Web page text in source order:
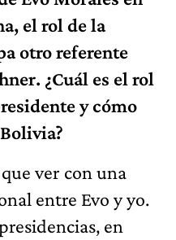
el rol de la
otro referente
¿Cuál es el rol
y cómo
ver con una
entre Evo y yo.
en